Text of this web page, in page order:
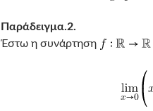
Παράδειγμα.2.
Έστω η συνάρτηση